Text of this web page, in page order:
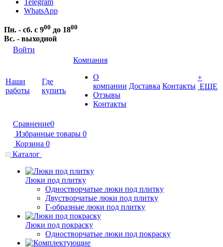
Telegram
WhatsApp
Пн. - сб. с 900 до 1800
Вс. - выходной
Войти
Наши
работы
Где
купить
Компания
О
компании
Отзывы
Контакты
Доставка Контакты
+
ЕЩЕ
Сравнение0
Избранные товары 0
Корзина 0
Каталог
Люки под плитку
Одностворчатые люки под плитку
Двустворчатые люки под плитку
Г-образные люки под плитку
Люки под покраску
Одностворчатые люки под покраску